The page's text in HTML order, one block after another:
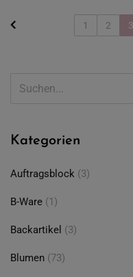
1 2 3
Kategorien
Auftragsblock (3)
B-Ware (1)
Backartikel (3)
Blumen (73)